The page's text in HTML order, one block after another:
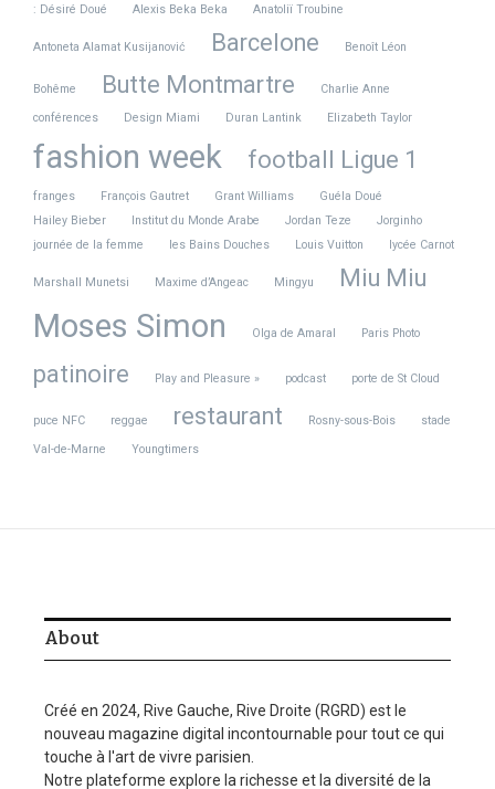
Previous Article
MUSIQUE LUCKY LOVE :
Pop transformiste
Next Article
La dernière vente de la
plus ancienne mercerie
Related Posts
: Désiré Doué Alexis Beka Beka Anatoliï Troubine
Antoneta Alamat Kusijanović Barcelone Benoît Léon
Bohême Butte Montmartre
Charlie Anne
conférences
Design Miami Duran Lantink Elizabeth Taylor
fashion week football Ligue 1
franges François Gautret Grant Williams
Guéla Doué
Hailey Bieber
Institut du Monde Arabe Jordan Teze
Jorginho
journée de la femme
les Bains Douches Louis Vuitton lycée Carnot
Marshall Munetsi Maxime d’Angeac Mingyu Miu Miu
Moses Simon Olga de Amaral Paris Photo
patinoire Play and Pleasure » podcast porte de St Cloud
puce NFC reggae restaurant Rosny-sous-Bois
stade
Val-de-Marne
Youngtimers
About
Créé en 2024, Rive Gauche, Rive Droite (RGRD) est le
nouveau magazine digital incontournable pour tout ce qui
touche à l'art de vivre parisien.
Notre plateforme explore la richesse et la diversité de la